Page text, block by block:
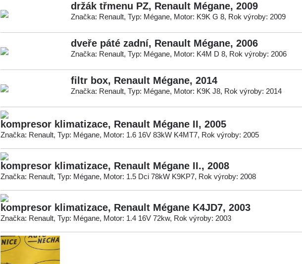
držák třmenu PZ, Renault Mégane, 2009
Značka: Renault, Typ: Mégane, Motor: K9K G 8, Rok výroby: 2009
dveře páté zadní, Renault Mégane, 2006
Značka: Renault, Typ: Mégane, Motor: K4M D 8, Rok výroby: 2006
filtr box, Renault Mégane, 2014
Značka: Renault, Typ: Mégane, Motor: K9K J8, Rok výroby: 2014
kompresor klimatizace, Renault Mégane II, 2005
Značka: Renault, Typ: Mégane, Motor: 1.6 16V 83kW K4MT7, Rok výroby: 2005
kompresor klimatizace, Renault Mégane II., 2008
Značka: Renault, Typ: Mégane, Motor: 1.5 Dci 78kW K9KP7, Rok výroby: 2008
kompresor klimatizace, Renault Mégane K4JD7, 2003
Značka: Renault, Typ: Mégane, Motor: 1.4 16V 72kw, Rok výroby: 2003